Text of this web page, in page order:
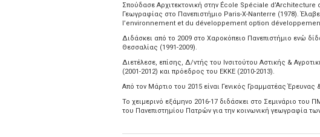
Σπούδασε Αρχιτεκτονική στην École Spéciale
Γεωγραφίας στο Πανεπιστήμιο Ρaris-Χ-Νanterre (1978).
l’environnement et du développement option
Διδάσκει από το 2009 στο Χαροκόπειο Πανεπιστήμιο ενώ
Θεσσαλίας (1991-2009).
Διετέλεσε, επίσης, Δ/ντής του Ινσιτούτου Αστικής &
(2001-2012) και πρόεδρος του ΕΚΚΕ (2010-2013).
Από τον Μάρτιο του 2015 είναι Γενικός Γραμματέας Έρευνας
Το χειμερινό εξάμηνο 2016-17 διδάσκει στο Σεμινάριο του
του Πανεπιστημίου Πατρών για την κοινωνική γεωγραφία